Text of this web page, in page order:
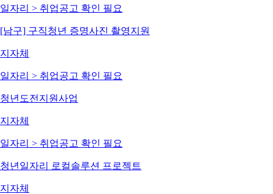
일자리 > 취업공고 확인 필요
[남구] 구직청년 증명사진 촬영지원
지자체
일자리 > 취업공고 확인 필요
청년도전지원사업
지자체
일자리 > 취업공고 확인 필요
청년일자리 로컬솔루션 프로젝트
지자체